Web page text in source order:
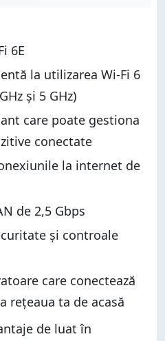
6E
la utilizarea Wi-Fi 6
și 5 GHz)
care poate gestiona
conectate
la internet de
de 2,5 Gbps
și controale
care conectează
rețeaua ta de acasă
de luat în